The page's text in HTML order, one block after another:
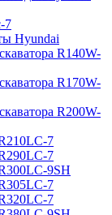
7
Hyundai
R140W-
R170W-
R200W-
7
7
9SH
7
7